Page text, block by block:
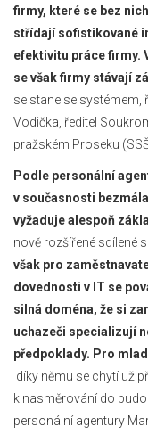
firmy, které se bez
střídají sofistikované
efektivitu práce firmy.
se však firmy stávají
se stane se systémem,
Vodička, ředitel
pražském Proseku
Podle personální
v současnosti
vyžaduje alespoň
nově rozšířené sdílené
však pro
dovednosti v IT se
silná doména, že si
uchazeči specializují
předpoklady. Pro
díky němu se chytí už
k nasměrování do
personální agentury